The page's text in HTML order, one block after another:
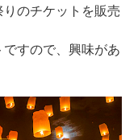
のチケットを販売
すので、興味があ